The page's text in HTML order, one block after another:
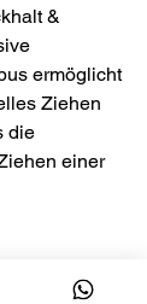
&
ermöglicht
Ziehen
die
einer